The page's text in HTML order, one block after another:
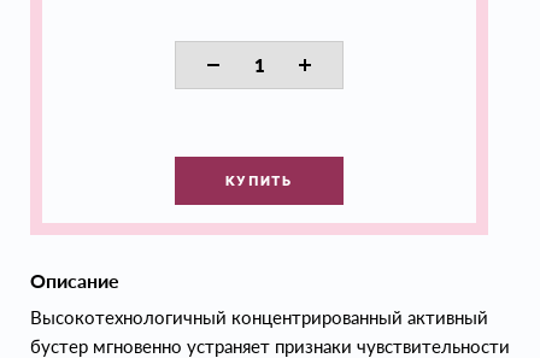
КУПИТЬ
Описание
Высокотехнологичный концентрированный активный
бустер мгновенно устраняет признаки чувствительности